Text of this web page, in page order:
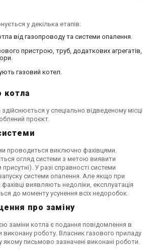
у декілька етапів:
від газопроводу та системи опалення.
пристрою, труб, додаткових агрегатів,
газовий котел.
котла
у спеціально відведеному місці
проєкт.
проводиться виключно фахівцями.
огляд системи з метою виявити
У разі справності системи
системи опалення. Але якщо при
виявляють недоліки, експлуатація
до моменту усунення всіх недоробок.
про заміну
заміни котла є подання повідомлення в
виконану роботу. Власник газового приладу
якому письмово зазначені виконані роботи.